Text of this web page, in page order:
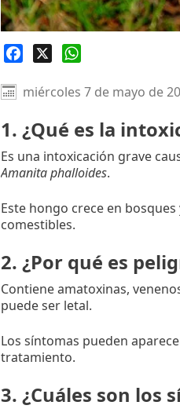
Facebook
miércoles 7 de mayo de
1. ¿Qué es la
Es una intoxicación grave
Amanita phalloides.
Este hongo crece en
comestibles.
2. ¿Por qué es
Contiene amatoxinas,
puede ser letal.
Los síntomas pueden
tratamiento.
3. ¿Cuáles son los